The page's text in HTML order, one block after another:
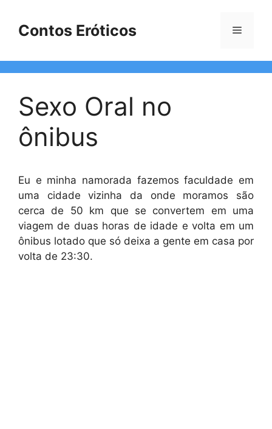
Contos Eróticos Menu
Sexo Oral no
ônibus
Eu e minha namorada fazemos faculdade em
uma cidade vizinha da onde moramos são
cerca de 50 km que se convertem em uma
viagem de duas horas de idade e volta em um
ônibus lotado que só deixa a gente em casa por
volta de 23:30.